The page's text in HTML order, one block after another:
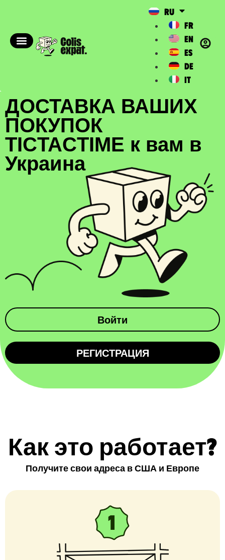
RU
FR
EN
ES
DE
IT
ДОСТАВКА ВАШИХ
ПОКУПОК
TICTACTIME к вам в
Украина
Войти
РЕГИСТРАЦИЯ
Как это работает?
Получите свои адреса в США и Европе